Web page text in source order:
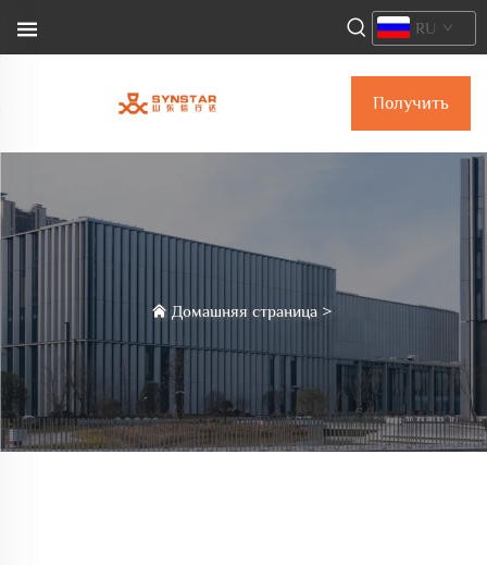
Получить
коммерческое
RU
Домашняя страница >